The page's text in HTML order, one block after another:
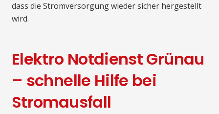
dass die Stromversorgung wieder sicher hergestellt
wird.
Elektro Notdienst Grünau
– schnelle Hilfe bei
Stromausfall